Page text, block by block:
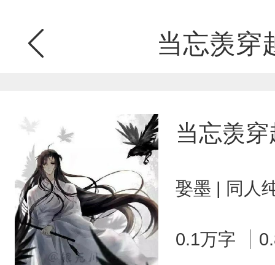
当忘羡穿
当忘羡
娶墨 | 同人
0.1万字